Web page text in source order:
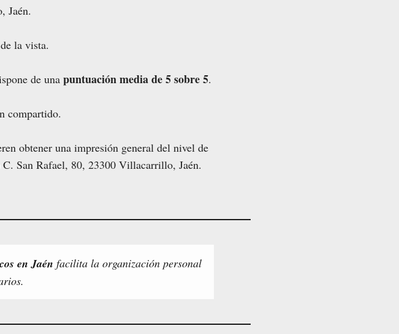
Jaén.
la vista.
de una puntuación media de 5 sobre 5.
compartido.
obtener una impresión general del nivel de
C. San Rafael, 80, 23300 Villacarrillo, Jaén.
en Jaén facilita la organización personal